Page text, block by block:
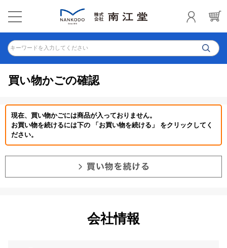
キーワードを入力してください
買い物かごの確認
現在、買い物かごには商品が入っておりません。
お買い物を続けるには下の 「お買い物を続ける」 をクリックしてく
ださい。
会社情報